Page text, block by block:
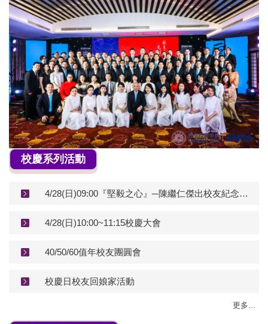
校慶系列活動
4/28(日)09:00『堅毅之心』─陳繼仁傑出校友紀念雕塑
4/28(日)10:00~11:15校慶大會
40/50/60值年校友團圓會
校慶日校友回娘家活動
更多...